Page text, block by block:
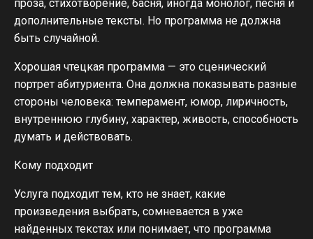
проза, стихотворение, басня, иногда монолог, песня и
дополнительные тексты. Но программа не должна
быть случайной.
Хорошая чтецкая программа — это сценический
портрет абитуриента. Она должна показывать разные
стороны человека: темперамент, юмор, лиричность,
внутреннюю глубину, характер, живость, способность
думать и действовать.
Кому подходит
Услуга подходит тем, кто не знает, какие
произведения выбрать, сомневается в уже
найденных текстах или понимает, что программа